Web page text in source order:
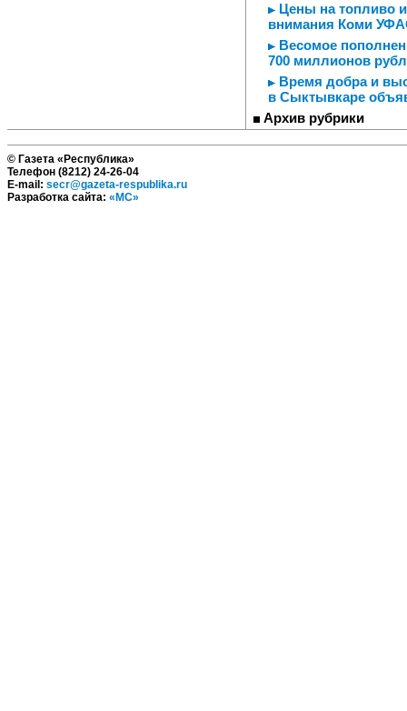
Цены на топливо и
внимания Коми
Весомое
700 миллионов
Время добра и
в Сыктывкаре
Архив рубрики
© Газета «Республика»
Телефон (8212) 24-26-04
E-mail: secr@gazeta-respublika.ru
Разработка сайта: «МС»